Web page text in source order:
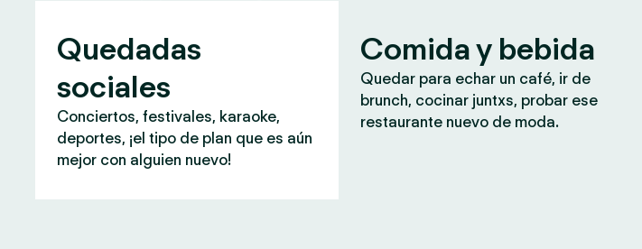
Quedadas
sociales
Conciertos, festivales, karaoke,
deportes, ¡el tipo de plan que es aún
mejor con alguien nuevo!
Comida y bebida
Quedar para echar un café, ir de
brunch, cocinar juntxs, probar ese
restaurante nuevo de moda.